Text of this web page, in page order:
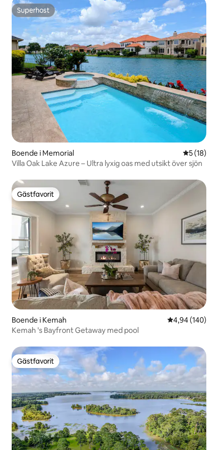
Superhost
Superhost
Boende i Memorial 5 av 5 i
5 (18)
Villa Oak Lake Azure – Ultra lyxig oas med utsikt över sjön
Gästfavorit
Gästfavorit
Boende i Kemah 4,94 av 5 i
4,94 (140)
Kemah 's Bayfront Getaway med pool
Gästfavorit
Gästfavorit